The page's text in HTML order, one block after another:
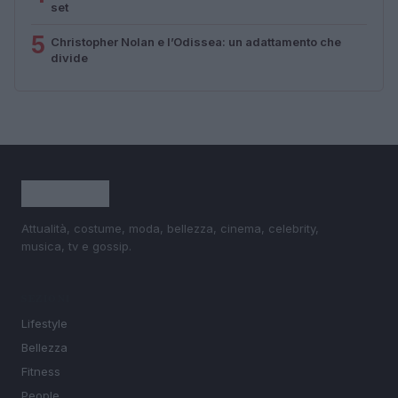
set
5 Christopher Nolan e l’Odissea: un adattamento che
divide
Attualità, costume, moda, bellezza, cinema, celebrity,
musica, tv e gossip.
Lifestyle
Bellezza
Fitness